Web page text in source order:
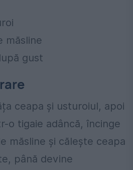
măsline
gust
ceapa și usturoiul, apoi
o tigaie adâncă, încinge
măsline și călește ceapa
până devine